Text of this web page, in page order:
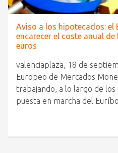
Aviso a los hipotecados: el
encarecer el coste anual
euros
valenciaplaza, 18 de
Europeo de Mercados
trabajando, a lo largo de los
puesta en marcha del